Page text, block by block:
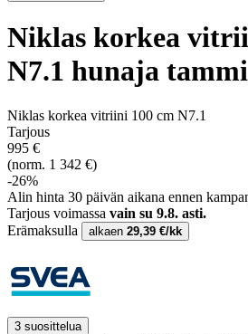
Niklas korkea
N7.1 hunaja tammi
Niklas korkea vitriini 100 cm N7.1
Tarjous
995 €
(norm. 1 342 €)
-26%
Alin hinta 30 päivän aikana ennen
Tarjous voimassa vain su 9.8. asti.
Erämaksulla
alkaen 29,39 €/kk
3 suosittelua